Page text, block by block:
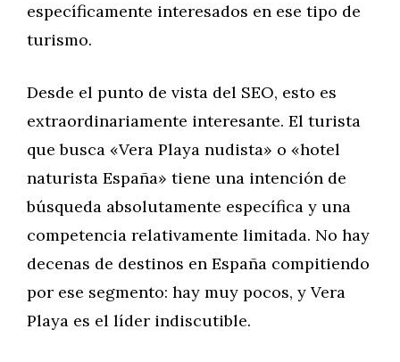
específicamente interesados en ese tipo de
turismo.
Desde el punto de vista del SEO, esto es
extraordinariamente interesante. El turista
que busca «Vera Playa nudista» o «hotel
naturista España» tiene una intención de
búsqueda absolutamente específica y una
competencia relativamente limitada. No hay
decenas de destinos en España compitiendo
por ese segmento: hay muy pocos, y Vera
Playa es el líder indiscutible.